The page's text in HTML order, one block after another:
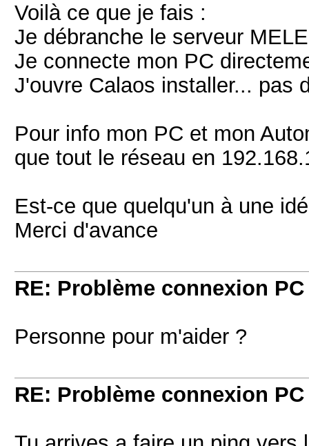
Voilà ce que je fais :
Je débranche le serveur MELE
Je connecte mon PC
J'ouvre Calaos installer... pas
Pour info mon PC et mon
que tout le réseau en
Est-ce que quelqu'un à une
Merci d'avance
RE: Problème connexion
Personne pour m'aider ?
RE: Problème connexion